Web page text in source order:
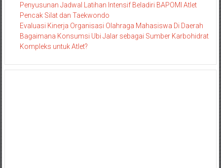
Penyusunan Jadwal Latihan Intensif Beladiri BAPOMI Atlet
Pencak Silat dan Taekwondo
Evaluasi Kinerja Organisasi Olahraga Mahasiswa Di Daerah
Bagaimana Konsumsi Ubi Jalar sebagai Sumber Karbohidrat
Kompleks untuk Atlet?